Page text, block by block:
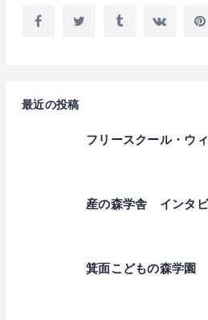
最近の投稿
フリースクール・ウ
産の森学舎 インタ
箕面こどもの森学園